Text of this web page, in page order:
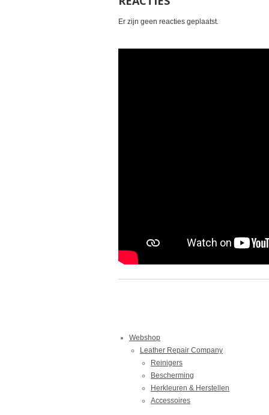
Er zijn geen reacties geplaatst.
Webshop
Leather Repair Company
Reinigers
Bescherming
Herkleuren & Herstellen
Accessoires